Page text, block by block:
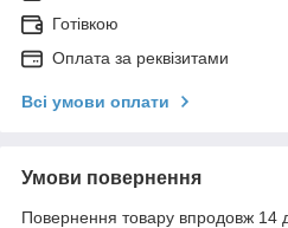
Готівкою
Оплата за реквізитами
Всі умови оплати
Умови повернення
Повернення товару впродовж 14